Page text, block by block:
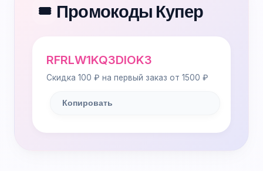
🎟️ Промокоды Купер
RFRLW1KQ3DIOK3
Скидка 100 ₽ на первый заказ от 1500 ₽
Копировать